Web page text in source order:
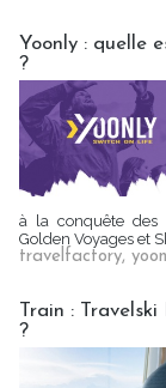
Yoonly : quelle
?
à la conquête des
Golden Voyages et
travelfactory,
Train :
?